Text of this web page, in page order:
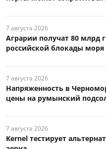
7 августа 2026
Аграрии получат 80 млрд
российской блокады моря
7 августа 2026
Напряженность в
цены на румынский
7 августа 2026
Kernel тестирует